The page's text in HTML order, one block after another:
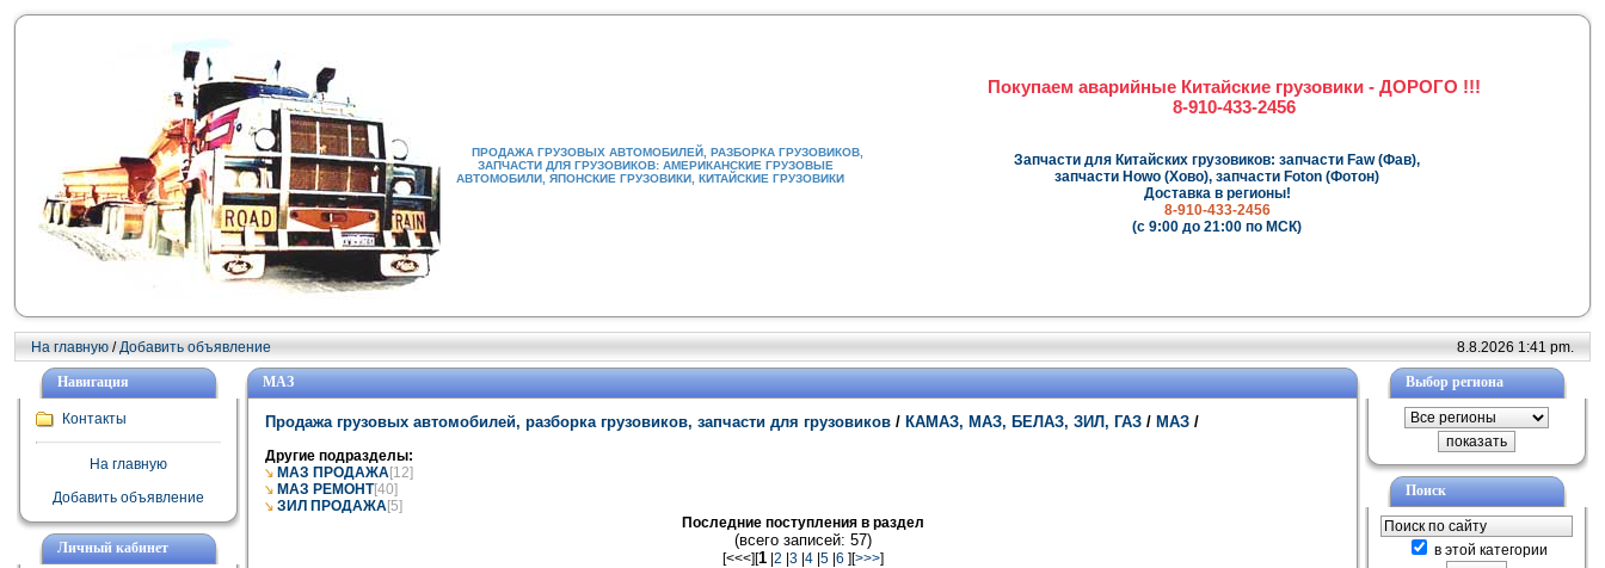
ПРОДАЖА ГРУЗОВЫХ АВТОМОБИЛЕЙ, РАЗБОРКА ГРУЗОВИКОВ,
ЗАПЧАСТИ ДЛЯ ГРУЗОВИКОВ: АМЕРИКАНСКИЕ ГРУЗОВЫЕ
АВТОМОБИЛИ, ЯПОНСКИЕ ГРУЗОВИКИ, КИТАЙСКИЕ ГРУЗОВИКИ
Покупаем аварийные Китайские грузовики - ДОРОГО !!!
8-910-433-2456
Запчасти для Китайских грузовиков: запчасти Faw (Фав),
запчасти Howo (Хово), запчасти Foton (Фотон)
Доставка в регионы!
8-910-433-2456
(с 9:00 до 21:00 по МСК)
На главную /Добавить объявление 8.8.2026 1:41 pm.
Навигация
Контакты
На главную
Добавить объявление
Личный кабинет
МАЗ
Продажа грузовых автомобилей, разборка грузовиков, запчасти для грузовиков / КАМАЗ, МАЗ, БЕЛАЗ, ЗИЛ, ГАЗ / МАЗ /
Другие подразделы:
МАЗ ПРОДАЖА[12]
МАЗ РЕМОНТ[40]
ЗИЛ ПРОДАЖА[5]
Последние поступления в раздел
(всего записей: 57)
[<<<][1| 2 3| 4| 5| 6 ][>>>]
Выбор региона
Поиск
в этой категории